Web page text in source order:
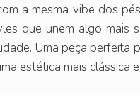
a mesma vibe dos
que unem algo mais
Uma peça perfeita
estética mais clássica